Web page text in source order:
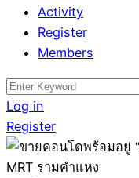
Activity
Register
Members
Search
for:
Log in
Register